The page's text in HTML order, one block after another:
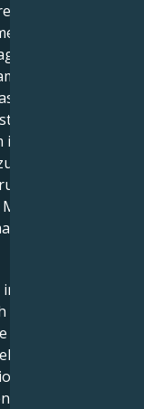
Symbolik
und Ihrem
dass Sie der
meisten in
Gefühl haben,
ist. Lasst
Instinkt
eurem
beiträgt.
Gebete
ihr in allen
Die Engel
werden,
und deinem